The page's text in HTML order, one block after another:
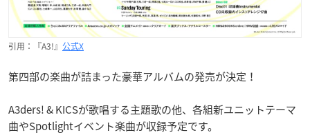
引用：『A3!』 公式X
第四部の楽曲が詰まった豪華アルバムの発売が決定！
A3ders! & KICSが歌唱する主題歌の他、各組新ユニットテーマ
曲やSpotlightイベント楽曲が収録予定です。